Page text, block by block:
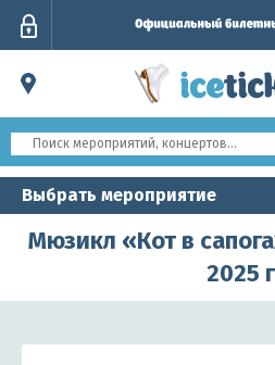
Выбрать мероприятие
Мюзикл «Кот в
2025